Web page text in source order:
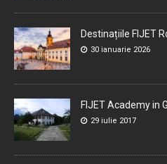
Destinațiile FIJET
30 ianuarie 2026
FIJET Academy in
29 iulie 2017